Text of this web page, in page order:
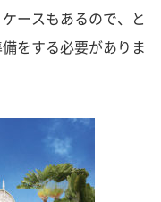
ースもあるので、と
をする必要がありま